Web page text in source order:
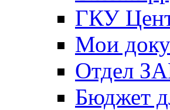
ГКУ
Мои
Отдел
Бюджет